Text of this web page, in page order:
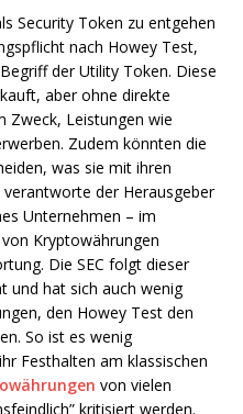
Security Token zu entgehen
nach Howey Test,
der Utility Token. Diese
aber ohne direkte
Zweck, Leistungen wie
Zudem könnten die
was sie mit ihren
der Herausgeber
Unternehmen – im
Kryptowährungen
Die SEC folgt dieser
und hat sich auch wenig
den Howey Test den
So ist es wenig
Festhalten am klassischen
von vielen
kritisiert werden.